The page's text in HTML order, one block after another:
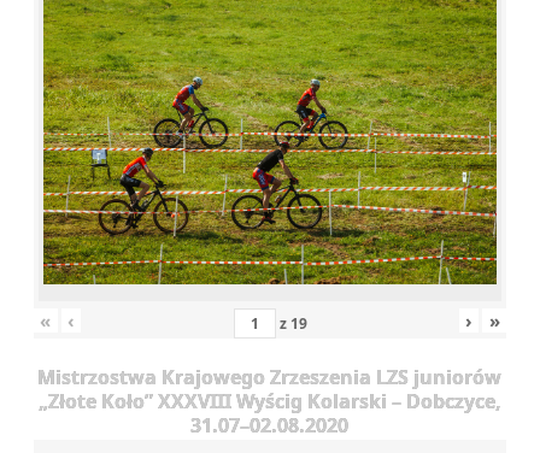
« ‹ z 19 › »
Mistrzostwa Krajowego Zrzeszenia LZS juniorów
„Złote Koło” XXXVIII Wyścig Kolarski – Dobczyce,
31.07–02.08.2020